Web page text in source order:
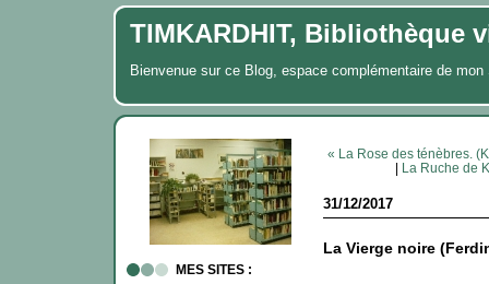
TIMKARDHIT, Bibliothèque
Bienvenue sur ce Blog, espace complémentaire de
MES SITES :
« La Rose des ténèbres.
| La Ruche de
31/12/2017
La Vierge noire